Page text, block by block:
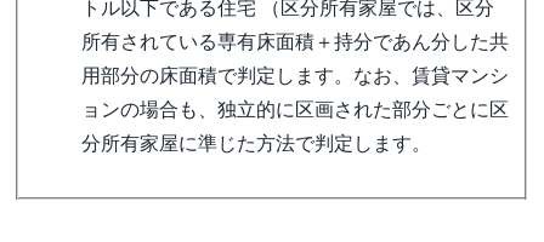
トル以下である住宅 （区分所有家屋では、区分
所有されている専有床面積＋持分であん分した共
用部分の床面積で判定します。なお、賃貸マンシ
ョンの場合も、独立的に区画された部分ごとに区
分所有家屋に準じた方法で判定します。